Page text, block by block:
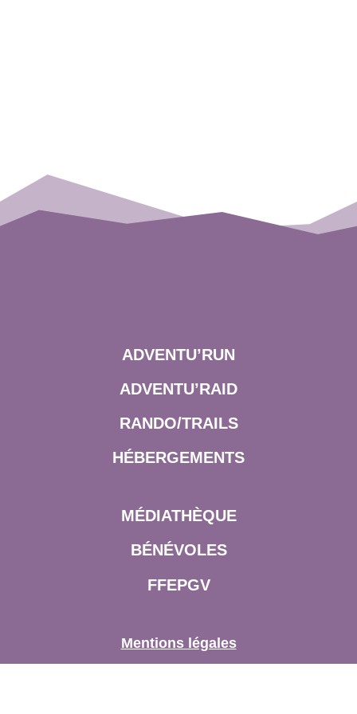
ADVENTU’RUN
ADVENTU’RAID
RANDO/TRAILS
HÉBERGEMENTS
MÉDIATHÈQUE
BÉNÉVOLES
FFEPGV
Mentions légales